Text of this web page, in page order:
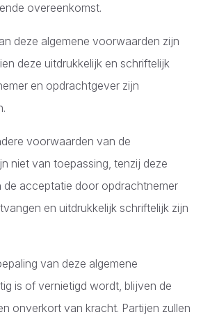
overeenkomst.
deze algemene voorwaarden zijn
deze uitdrukkelijk en schriftelijk
en opdrachtgever zijn
voorwaarden van de
niet van toepassing, tenzij deze
acceptatie door opdrachtnemer
en uitdrukkelijk schriftelijk zijn
van deze algemene
is of vernietigd wordt, blijven de
onverkort van kracht. Partijen zullen